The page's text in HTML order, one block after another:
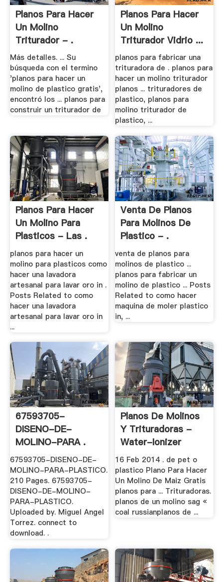
Planos Para Hacer
Un Molino
Triturador - .
Más detalles. ... Su
búsqueda con el termino
'planos para hacer un
molino de plastico gratis',
encontró los ... planos para
construir un triturador de
Planos Para Hacer
Un Molino
Triturador Vidrio ...
planos para fabricar una
trituradora de . planos para
hacer un molino triturador
planos ... trituradores de
plastico, planos para
molino triturador de
plastico, ...
Planos Para Hacer
Un Molino Para
Plasticos - Las .
planos para hacer un
molino para plasticos como
hacer una lavadora
artesanal para lavar oro in .
Posts Related to como
hacer una lavadora
artesanal para lavar oro in
...
Venta De Planos
Para Molinos De
Plastico - .
venta de planos para
molinos de plastico ...
planos para fabricar un
molino de plastico ... Posts
Related to como hacer
maquina de moler plastico
in, ...
67593705-
DISENO-DE-
MOLINO-PARA .
67593705-DISENO-DE-
MOLINO-PARA-PLASTICO.
210 Pages. 67593705-
DISENO-DE-MOLINO-
PARA-PLASTICO.
Uploaded by. Miguel Angel
Torrez. connect to
download. .
Planos De Molinos
Y Trituradoras -
Water-Ionizer
16 Feb 2014 . de pet o
plastico Plano Para Hacer
Un Molino De Maiz Gratis
planos para ... Trituradoras.
planos de un molino sag «
coal russianplanos de ...